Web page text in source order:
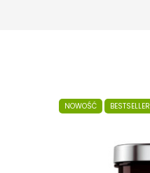
NOWOŚĆ BESTSELLER